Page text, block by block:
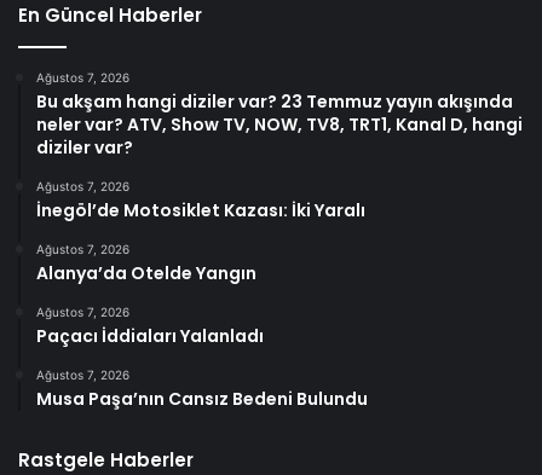
En Güncel Haberler
Ağustos 7, 2026
Bu akşam hangi diziler var? 23 Temmuz yayın akışında
neler var? ATV, Show TV, NOW, TV8, TRT1, Kanal D, hangi
diziler var?
Ağustos 7, 2026
İnegöl’de Motosiklet Kazası: İki Yaralı
Ağustos 7, 2026
Alanya’da Otelde Yangın
Ağustos 7, 2026
Paçacı İddiaları Yalanladı
Ağustos 7, 2026
Musa Paşa’nın Cansız Bedeni Bulundu
Rastgele Haberler